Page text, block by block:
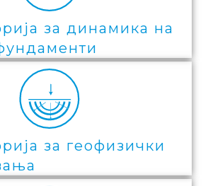
за динамика на
за геофизички